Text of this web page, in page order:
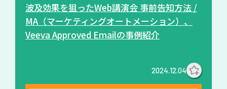
波及効果を狙ったWeb講演会 事前告知方法 /
MA（マーケティングオートメーション）、
Veeva Approved Emailの事例紹介
2024.12.04